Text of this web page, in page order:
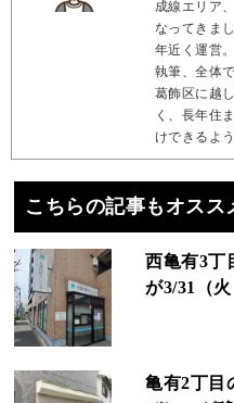
成線エリア
なってきま
年近く運営
執筆、全体
葛飾区に越
く、長年住
けできるよ
こちらの記事もオスス
西亀有3丁
が3/31（
亀有2丁目